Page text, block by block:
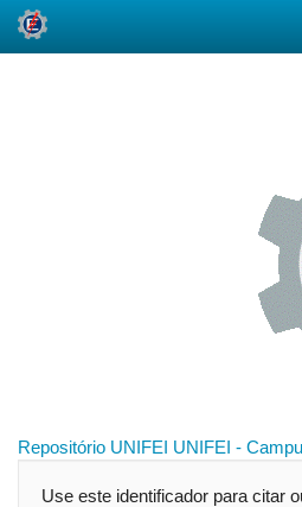
Repositório UNIFEI UNIFEI -
Use este identificador para citar